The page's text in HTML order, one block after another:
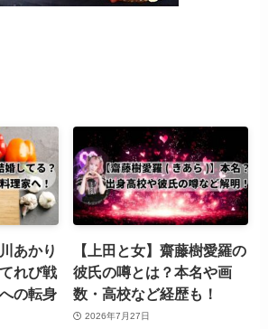
あかり
れび戦
の転身
【上田と女】齋藤樹愛羅の
彼氏の噂とは？本名や画
数・高校など経歴も！
2026年7月27日